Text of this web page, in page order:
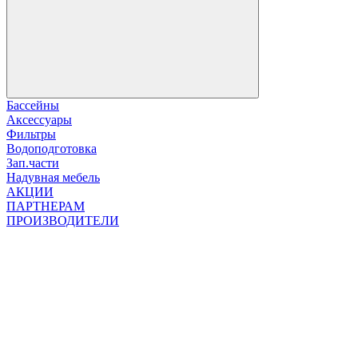
Бассейны
Аксессуары
Фильтры
Водоподготовка
Зап.части
Надувная мебель
АКЦИИ
ПАРТНЕРАМ
ПРОИЗВОДИТЕЛИ